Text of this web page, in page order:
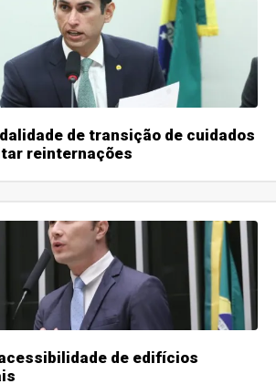
de transição de cuidados
reinternações
de edifícios